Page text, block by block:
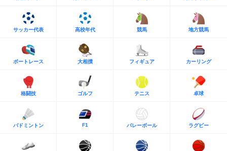
サッカー代表 高校年代 競馬 地方競馬
ボートレース 大相撲 フィギュア カーリング
格闘技 ゴルフ テニス 卓球
バドミントン F1 バレーボール ラグビー